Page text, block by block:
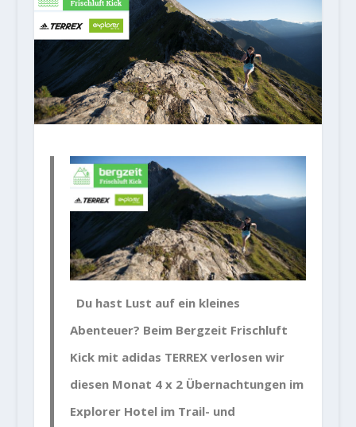
Du hast Lust auf ein kleines
Abenteuer? Beim Bergzeit Frischluft
Kick mit adidas TERREX verlosen wir
diesen Monat 4 x 2 Übernachtungen im
Explorer Hotel im Trail- und